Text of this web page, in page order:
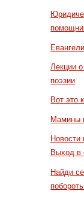
Лекции
поэзии
Вот это
Мамины
Новости
Выход в
Найди